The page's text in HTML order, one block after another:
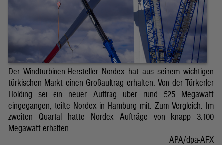
Der Windturbinen-Hersteller Nordex hat aus seinem wichtigen
türkischen Markt einen Großauftrag erhalten. Von der Türkerler
Holding sei ein neuer Auftrag über rund 525 Megawatt
eingegangen, teilte Nordex in Hamburg mit. Zum Vergleich: Im
zweiten Quartal hatte Nordex Aufträge von knapp 3.100
Megawatt erhalten.
APA/dpa-AFX